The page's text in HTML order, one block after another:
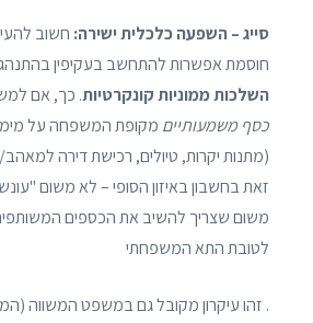
סייג – השפעה כלכלית ישירה: חשוב
חוסמת אפשרות להתחשב בעקיפין
השלכות ממוניות קונקרטיות. כך, אם
כסף משמעותיים מקופת המשפחה על
(מתנות יקרות, טיולים, רכישת דירה
זאת בחשבון באיזון הסופי – לא משום
משום שצריך להשיב את הכספים
לטובת התא המשפחתי
. זהו עיקרון מקובל גם במשפט המשווה